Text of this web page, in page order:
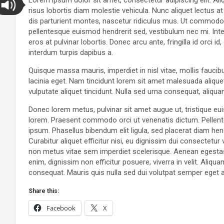
risus lobortis diam molestie vehicula. Nunc aliquet lectus
dis parturient montes, nascetur ridiculus mus. Ut
pellentesque euismod hendrerit sed, vestibulum nec mi.
eros at pulvinar lobortis. Donec arcu ante, fringilla id orci
interdum turpis dapibus a.
Quisque massa mauris, imperdiet in nisl vitae, mollis
lacinia eget. Nam tincidunt lorem sit amet malesuada
vulputate aliquet tincidunt. Nulla sed urna consequat,
Donec lorem metus, pulvinar sit amet augue ut, tristique
lorem. Praesent commodo orci ut venenatis dictum.
ipsum. Phasellus bibendum elit ligula, sed placerat diam
Curabitur aliquet efficitur nisi, eu dignissim dui
non metus vitae sem imperdiet scelerisque. Aenean
enim, dignissim non efficitur posuere, viverra in velit.
consequat. Mauris quis nulla sed dui volutpat semper eget
Share this:
Facebook X